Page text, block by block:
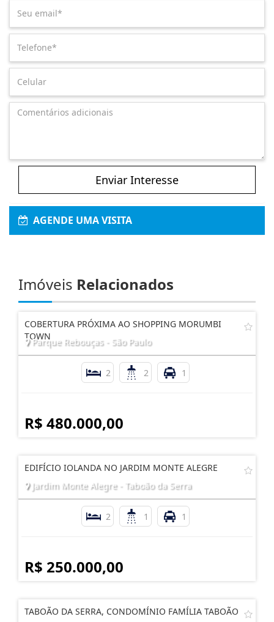
Enviar Interesse
AGENDE UMA VISITA
Imóveis Relacionados
COBERTURA PRÓXIMA AO SHOPPING MORUMBI
TOWN
Parque Rebouças - São Paulo
2 2 1
R$ 480.000,00
EDIFÍCIO IOLANDA NO JARDIM MONTE ALEGRE
Jardim Monte Alegre - Taboão da Serra
2 1 1
R$ 250.000,00
TABOÃO DA SERRA, CONDOMÍNIO FAMÍLIA TABOÃO